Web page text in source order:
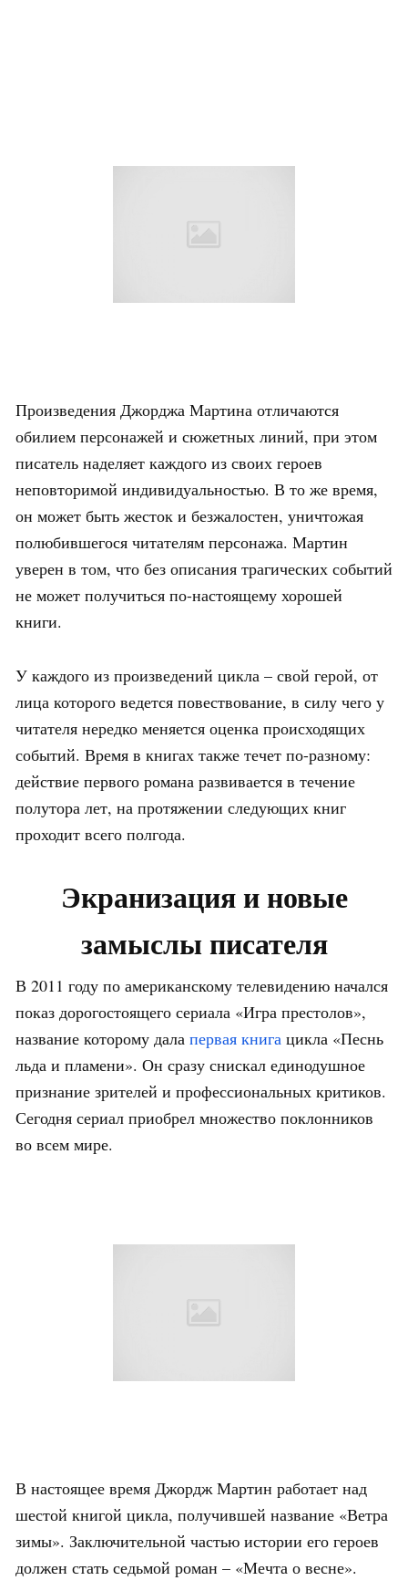
Произведения Джорджа Мартина отличаются
обилием персонажей и сюжетных линий, при этом
писатель наделяет каждого из своих героев
неповторимой индивидуальностью. В то же время,
он может быть жесток и безжалостен, уничтожая
полюбившегося читателям персонажа. Мартин
уверен в том, что без описания трагических событий
не может получиться по-настоящему хорошей
книги.
У каждого из произведений цикла – свой герой, от
лица которого ведется повествование, в силу чего у
читателя нередко меняется оценка происходящих
событий. Время в книгах также течет по-разному:
действие первого романа развивается в течение
полутора лет, на протяжении следующих книг
проходит всего полгода.
Экранизация и новые
замыслы писателя
В 2011 году по американскому телевидению начался
показ дорогостоящего сериала «Игра престолов»,
название которому дала первая книга цикла «Песнь
льда и пламени». Он сразу снискал единодушное
признание зрителей и профессиональных критиков.
Сегодня сериал приобрел множество поклонников
во всем мире.
В настоящее время Джордж Мартин работает над
шестой книгой цикла, получившей название «Ветра
зимы». Заключительной частью истории его героев
должен стать седьмой роман – «Мечта о весне».